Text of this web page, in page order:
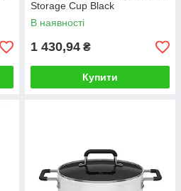
Storage Cup Black
В наявності
1 430,94 ₴
Купити